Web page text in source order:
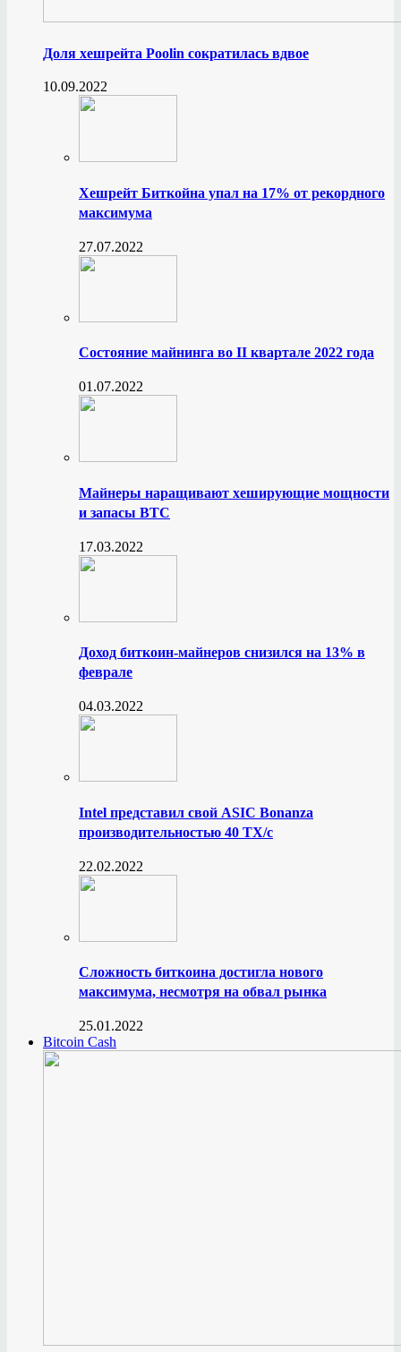
Доля хешрейта Poolin сократилась вдвое
10.09.2022
Хешрейт Биткойна упал на 17% от рекордного
максимума
27.07.2022
Состояние майнинга во II квартале 2022 года
01.07.2022
Майнеры наращивают хеширующие мощности
и запасы BTC
17.03.2022
Доход биткоин-майнеров снизился на 13% в
феврале
04.03.2022
Intel представил свой ASIC Bonanza
производительностью 40 ТХ/с
22.02.2022
Сложность биткоина достигла нового
максимума, несмотря на обвал рынка
25.01.2022
Bitcoin Cash